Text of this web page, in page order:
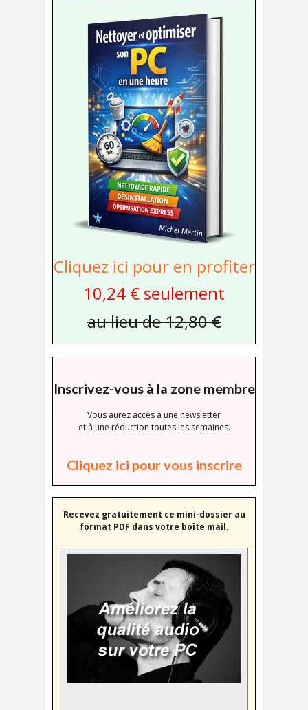
Cliquez ici pour en profiter
10,24 € seulement
au lieu de 12,80 €
Inscrivez-vous à la zone membre
Vous aurez accès à une newsletter
et à une réduction toutes les semaines.
Cliquez ici pour vous inscrire
Recevez gratuitement ce mini-dossier au
format PDF dans votre boîte mail.